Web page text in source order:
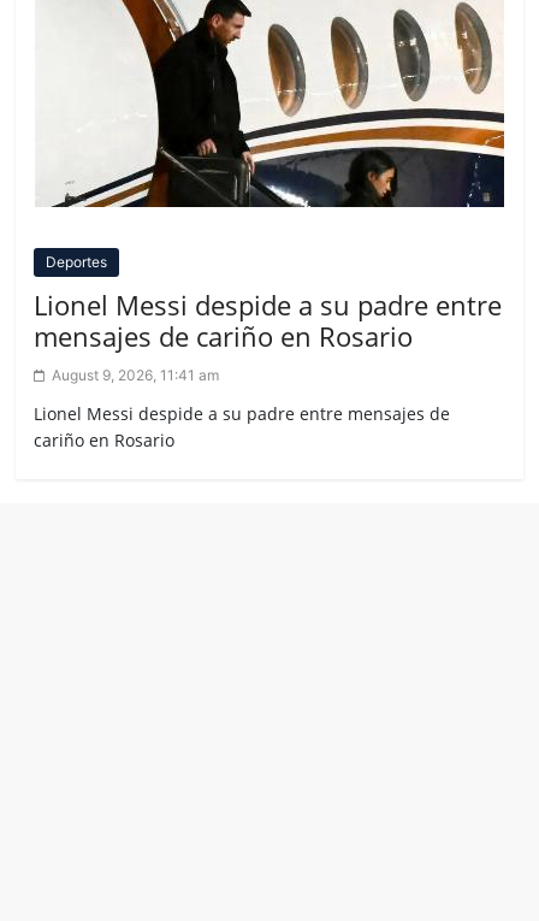
Deportes
Lionel Messi despide a su padre entre
mensajes de cariño en Rosario
August 9, 2026, 11:41 am
Lionel Messi despide a su padre entre mensajes de
cariño en Rosario